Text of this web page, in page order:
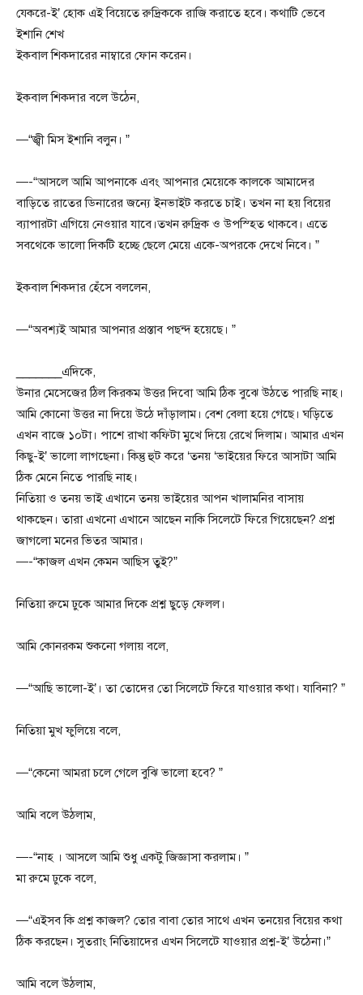
যেকরে-ই’ হোক এই বিয়েতে রুদ্রিককে রাজি করাতে হবে। কথাটি ভেবে
ইশানি শেখ
ইকবাল শিকদারের নাম্বারে ফোন করেন।
ইকবাল শিকদার বলে উঠেন,
—“জ্বী মিস ইশানি বলুন। ”
—-“আসলে আমি আপনাকে এবং আপনার মেয়েকে কালকে আমাদের
বাড়িতে রাতের ডিনারের জন্যে ইনভাইট করতে চাই। তখন না হয় বিয়ের
ব্যাপারটা এগিয়ে নেওয়ার যাবে।তখন রুদ্রিক ও উপস্হিত থাকবে। এতে
সবথেকে ভালো দিকটি হচ্ছে ছেলে মেয়ে একে-অপরকে দেখে নিবে। ”
ইকবাল শিকদার হেঁসে বললেন,
—“অবশ্যই আমার আপনার প্রস্তাব পছন্দ হয়েছে। ”
_______এদিকে,
উনার মেসেজের ঠিল কিরকম উত্তর দিবো আমি ঠিক বুঝে উঠতে পারছি নাহ।
আমি কোনো উত্তর না দিয়ে উঠে দাঁড়ালাম। বেশ বেলা হয়ে গেছে। ঘড়িতে
এখন বাজে ১০টা। পাশে রাখা কফিটা মুখে দিয়ে রেখে দিলাম। আমার এখন
কিছু-ই’ ভালো লাগছেনা। কিন্তু হুট করে ‘তনয় ‘ভাইয়ের ফিরে আসাটা আমি
ঠিক মেনে নিতে পারছি নাহ।
নিতিয়া ও তনয় ভাই এখানে তনয় ভাইয়ের আপন খালামনির বাসায়
থাকছেন। তারা এখনো এখানে আছেন নাকি সিলেটে ফিরে গিয়েছেন? প্রশ্ন
জাগলো মনের ভিতর আমার।
—-“কাজল এখন কেমন আছিস তুই?”
নিতিয়া রুমে ঢুকে আমার দিকে প্রশ্ন ছুড়ে ফেলল।
আমি কোনরকম শুকনো গলায় বলে,
—“আছি ভালো-ই’। তা তোদের তো সিলেটে ফিরে যাওয়ার কথা। যাবিনা? ”
নিতিয়া মুখ ফুলিয়ে বলে,
—“কেনো আমরা চলে গেলে বুঝি ভালো হবে? ”
আমি বলে উঠলাম,
—-“নাহ । আসলে আমি শুধু একটু জিজ্ঞাসা করলাম। ”
মা রুমে ঢুকে বলে,
—“এইসব কি প্রশ্ন কাজল? তোর বাবা তোর সাথে এখন তনয়ের বিয়ের কথা
ঠিক করছেন। সুতরাং নিতিয়াদের এখন সিলেটে যাওয়ার প্রশ্ন-ই’ উঠেনা।”
আমি বলে উঠলাম,